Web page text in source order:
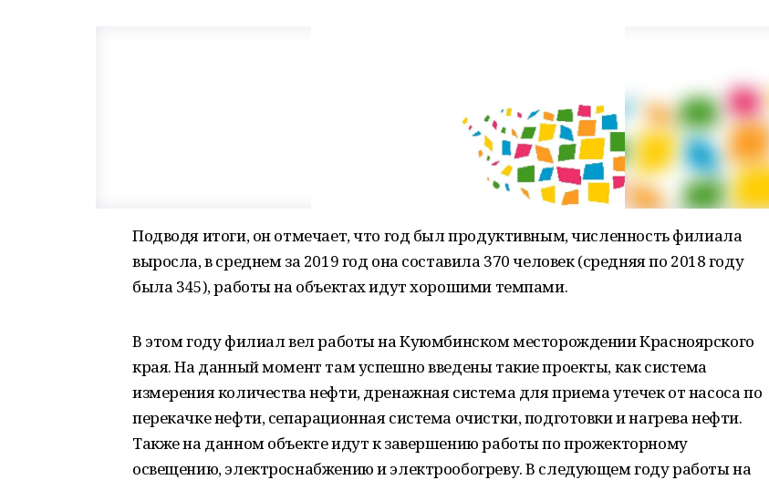
Подводя итоги, он отмечает, что год был продуктивным, численность филиала
выросла, в среднем за 2019 год она составила 370 человек (средняя по 2018 году
была 345), работы на объектах идут хорошими темпами.
В этом году филиал вел работы на Куюмбинском месторождении Красноярского
края. На данный момент там успешно введены такие проекты, как система
измерения количества нефти, дренажная система для приема утечек от насоса по
перекачке нефти, сепарационная система очистки, подготовки и нагрева нефти.
Также на данном объекте идут к завершению работы по прожекторному
освещению, электроснабжению и электрообогреву. В следующем году работы на